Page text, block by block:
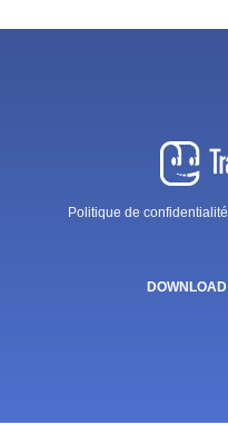
Politique de confidentialité
DOWNLOAD